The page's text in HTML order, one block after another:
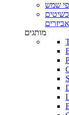
שמש
מותגים